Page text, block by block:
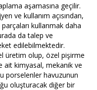
aşamasına geçilir.
ve kullanım açısından,
kullanmak daha
da talep ve
edilebilmektedir.
üretim olup, özel pişirme
ait kimyasal, mekanik ve
porselenler havuzunun
oluşturacak diğer bir